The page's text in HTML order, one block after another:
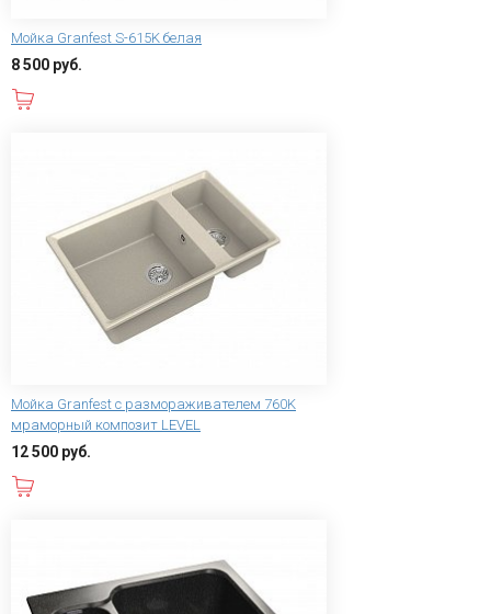
Мойка Granfest S-615K белая
8 500 руб.
Мойка Granfest с размораживателем 760K
мраморный композит LEVEL
12 500 руб.